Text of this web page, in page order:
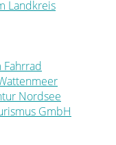
Landkreis
Nordsee
GmbH